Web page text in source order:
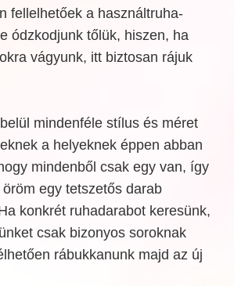
fellelhetőek a használtruha-
ódzkodjunk tőlük, hiszen, ha
vágyunk, itt biztosan rájuk
mindenféle stílus és méret
a helyeknek éppen abban
mindenből csak egy van, így
egy tetszetős darab
konkrét ruhadarabot keresünk,
csak bizonyos soroknak
rábukkanunk majd az új